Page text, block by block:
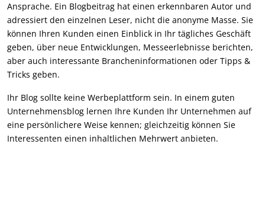
Ansprache. Ein Blogbeitrag hat einen erkennbaren Autor und
adressiert den einzelnen Leser, nicht die anonyme Masse. Sie
können Ihren Kunden einen Einblick in Ihr tägliches Geschäft
geben, über neue Entwicklungen, Messeerlebnisse berichten,
aber auch interessante Brancheninformationen oder Tipps &
Tricks geben.
Ihr Blog sollte keine Werbeplattform sein. In einem guten
Unternehmensblog lernen Ihre Kunden Ihr Unternehmen auf
eine persönlichere Weise kennen; gleichzeitig können Sie
Interessenten einen inhaltlichen Mehrwert anbieten.